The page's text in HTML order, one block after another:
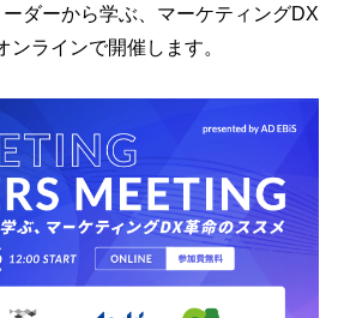
ダーから学ぶ、マーケティングDX
ラインで開催します。